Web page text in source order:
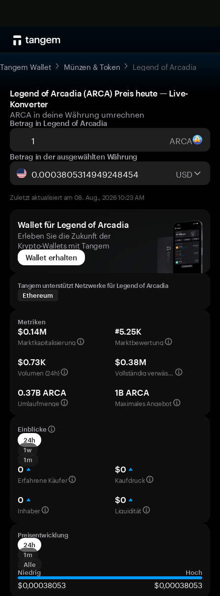
Tangem Wallet Münzen & Token Legend of Arcadia
Legend of Arcadia (ARCA) Preis heute — Live-
Konverter
ARCA in deine Währung umrechnen
Betrag in Legend of Arcadia
ARCA
Betrag in der ausgewählten Währung
USD
Zuletzt aktualisiert am 08. Aug., 2026 10:23 AM
Wallet für Legend of Arcadia
Erleben Sie die Zukunft der
Krypto-Wallets mit Tangem
Wallet erhalten
Tangem unterstützt Netzwerke für Legend of Arcadia
Ethereum
Metriken
$0.14M
Marktkapitalisierung
#5.25K
Marktbewertung
$0.73K
Volumen (24h)
$0.38M
Vollständig verwässerte Bewertung
0.37B ARCA
Umlaufmenge
1B ARCA
Maximales Angebot
Einblicke
24h
1w
1m
0
Erfahrene Käufer
$0
Kaufdruck
0
Inhaber
$0
Liquidität
Preisentwicklung
24h
1m
Alle
Niedrig
Hoch
$0,00038053
$0,00038053